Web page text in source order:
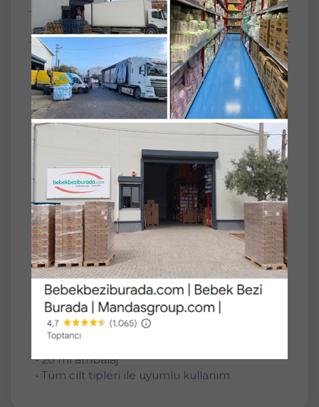
Anket
SET Tekli
Agarta Doğal Göz Altı Kırışıklık ve Koyu Halka
Yaşlandırma Karşıtı Antiaging Bakım Kremi
Göz çevresi bakımı için geliştirilen krem,
hassas cilt yapısına uygun formu ile günlük
bakım rutinine kolayca uyum sağlar. Hafif
yapısı sayesinde hızlı emilir ve göz çevresine
bakım yaparak daha aydınlık bir görünüm
kazandırmaya yardımcı olur.
Ürün Özellikleri
• Göz çevresi kullanımına uygun
• Hafif ve kolay emilen yapı
• Günlük bakım rutinine uygun
• Pratik kullanım sağlayan form
• 20 ml ambalaj
• Tüm cilt tipleri ile uyumlu kullanım